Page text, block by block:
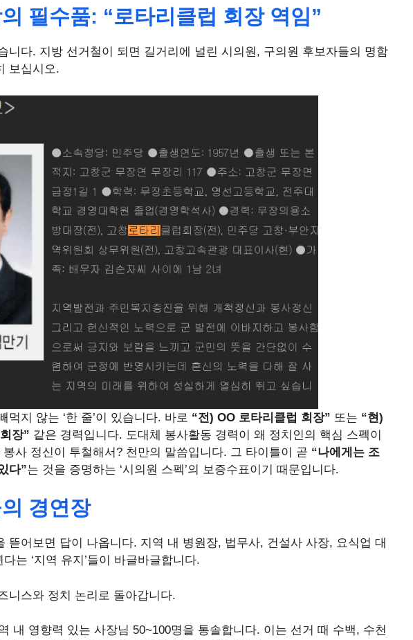
필수품: “로타리클럽 회장 역임”
니다. 지방 선거철이 되면 길거리에 널린 시의원, 구의원 후보자들의 명함
보십시오.
먹지 않는 ‘한 줄’이 있습니다. 바로 “전) OO 로타리클럽 회장” 또는 “현)
장” 같은 경력입니다. 도대체 봉사활동 경력이 왜 정치인의 핵심 스펙이
사 정신이 투철해서? 천만의 말씀입니다. 그 타이틀이 곧 “나에게는 조
다”는 것을 증명하는 ‘시의원 스펙’의 보증수표이기 때문입니다.
경연장
뜯어보면 답이 나옵니다. 지역 내 병원장, 법무사, 건설사 사장, 요식업 대
는 ‘지역 유지’들이 바글바글합니다.
니스와 정치 논리로 돌아갑니다.
내 영향력 있는 사장님 50~100명을 통솔합니다. 이는 선거 때 수백, 수천